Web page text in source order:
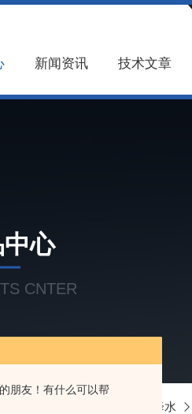
朋友！有什么可以帮
新闻资讯 技术文章
心
CNTER
井点降水